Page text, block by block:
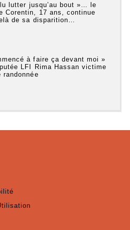
lutter jusqu’au bout »… le
Corentin, 17 ans, continue
de sa disparition…
à faire ça devant moi »
LFI Rima Hassan victime
randonnée